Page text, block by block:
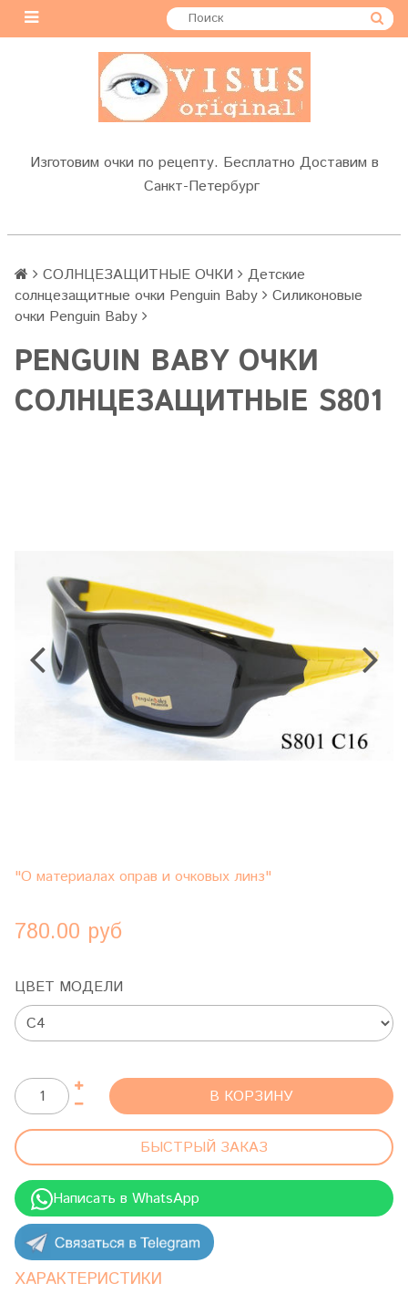
Изготовим очки по рецепту. Бесплатно Доставим в
Санкт-Петербург
СОЛНЦЕЗАЩИТНЫЕ ОЧКИ
Детские
солнцезащитные очки Penguin Baby
Силиконовые
очки Penguin Baby
PENGUIN BABY ОЧКИ
СОЛНЦЕЗАЩИТНЫЕ S801
"О материалах оправ и очковых линз"
780.00 руб
ЦВЕТ МОДЕЛИ
В КОРЗИНУ
БЫСТРЫЙ ЗАКАЗ
Написать в WhatsApp
ХАРАКТЕРИСТИКИ